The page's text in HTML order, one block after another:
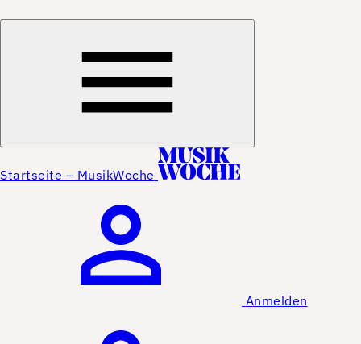
Startseite – MusikWoche
Anmelden